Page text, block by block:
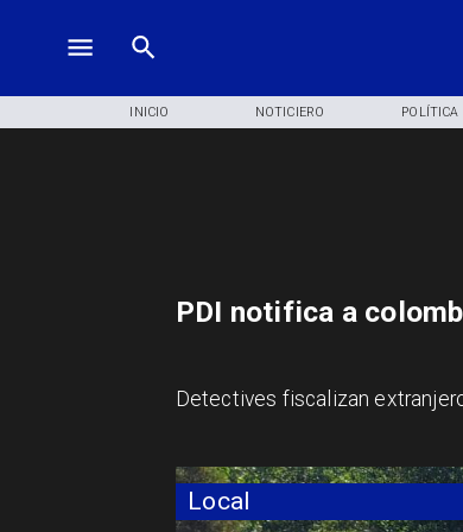
INICIO NOTICIERO POLÍTICA
Local
PDI notifica a
Detectives fiscalizan